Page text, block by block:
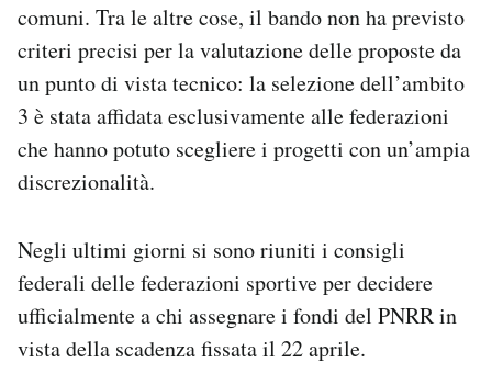
comuni. Tra le altre cose, il bando non ha previsto
criteri precisi per la valutazione delle proposte da
un punto di vista tecnico: la selezione dell’ambito
3 è stata affidata esclusivamente alle federazioni
che hanno potuto scegliere i progetti con un’ampia
discrezionalità.
Negli ultimi giorni si sono riuniti i consigli
federali delle federazioni sportive per decidere
ufficialmente a chi assegnare i fondi del PNRR in
vista della scadenza fissata il 22 aprile.